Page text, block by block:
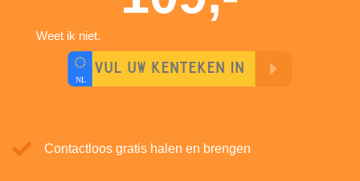
Weet ik niet.
Contactloos gratis halen en brengen